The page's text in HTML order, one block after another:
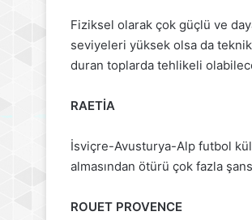
Fiziksel olarak çok güçlü ve
seviyeleri yüksek olsa da
duran toplarda tehlikeli
RAETİA
İsviçre-Avusturya-Alp futbol
almasından ötürü çok fazla
ROUET PROVENCE